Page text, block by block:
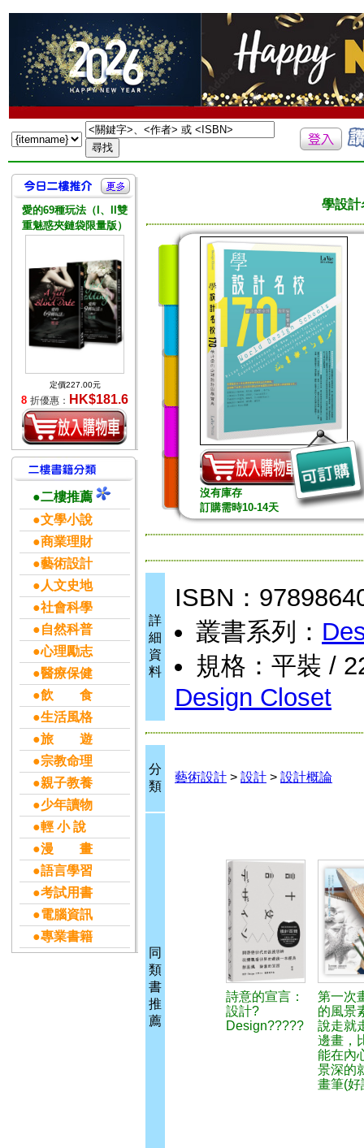
愛的69種玩法（I、II雙
重魅惑夾鏈袋限量版）
定價227.00元
8 折優惠： HK$181.6
●二樓推薦
●文學小說
●商業理財
●藝術設計
●人文史地
●社會科學
●自然科普
●心理勵志
●醫療保健
●飲 食
●生活風格
●旅 遊
●宗教命理
●親子教養
●少年讀物
●輕 小 說
●漫 畫
●語言學習
●考試用書
●電腦資訊
●專業書籍
學設計
沒有庫存
訂購需時10-14天
詳
細
資
料
ISBN：
叢書系列：
規格：平裝 /
Design Closet
分
類
藝術設計 > 設計 > 設計概論
同
類
書
推
薦
詩意的宣言：
設計?
Design?????
第一次
的風景
說走就
邊畫，
能在內
景深的
畫筆(好